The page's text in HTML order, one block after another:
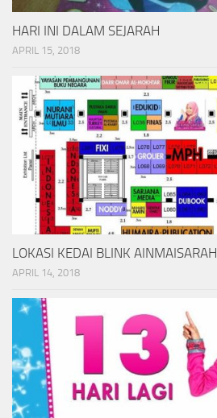
HARI INI DALAM SEJARAH
APRIL 15, 2018
LOKASI KEDAI BLINK AINMAISARAH
APRIL 14, 2018